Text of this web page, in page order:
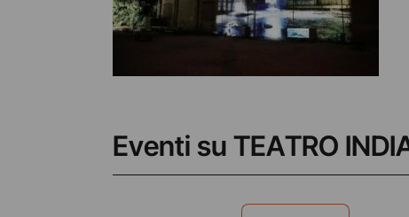
Eventi su TEATRO